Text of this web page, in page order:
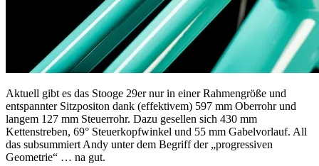
Aktuell gibt es das Stooge 29er nur in einer Rahmengröße und
entspannter Sitzpositon dank (effektivem) 597 mm Oberrohr und
langem 127 mm Steuerrohr. Dazu gesellen sich 430 mm
Kettenstreben, 69° Steuerkopfwinkel und 55 mm Gabelvorlauf. All
das subsummiert Andy unter dem Begriff der „progressiven
Geometrie“ … na gut.